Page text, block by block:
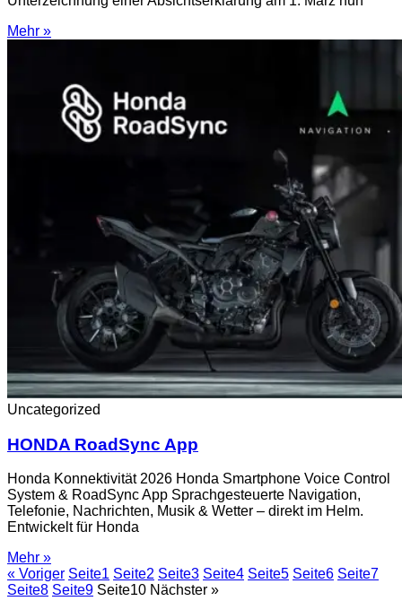
Mehr »
Uncategorized
HONDA RoadSync App
Honda Konnektivität 2026 Honda Smartphone Voice Control
System & RoadSync App Sprachgesteuerte Navigation,
Telefonie, Nachrichten, Musik & Wetter – direkt im Helm.
Entwickelt für Honda
Mehr »
« Voriger Seite1 Seite2 Seite3 Seite4 Seite5 Seite6 Seite7
Seite8 Seite9 Seite10 Nächster »